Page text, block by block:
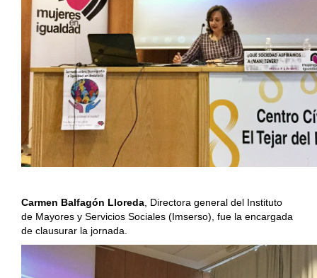
Carmen Balfagón Lloreda , Directora general del Instituto
de Mayores y Servicios Sociales (Imserso), fue la encargada
de clausurar la jornada.